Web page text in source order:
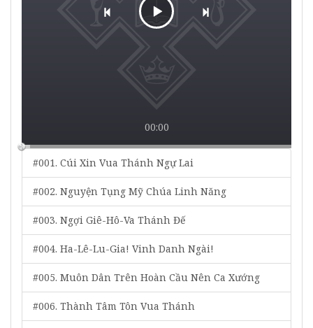
00:00
#001. Cúi Xin Vua Thánh Ngự Lai
#002. Nguyện Tụng Mỹ Chúa Linh Năng
#003. Ngợi Giê-Hô-Va Thánh Đế
#004. Ha-Lê-Lu-Gia! Vinh Danh Ngài!
#005. Muôn Dân Trên Hoàn Cầu Nên Ca Xướng
#006. Thành Tâm Tôn Vua Thánh